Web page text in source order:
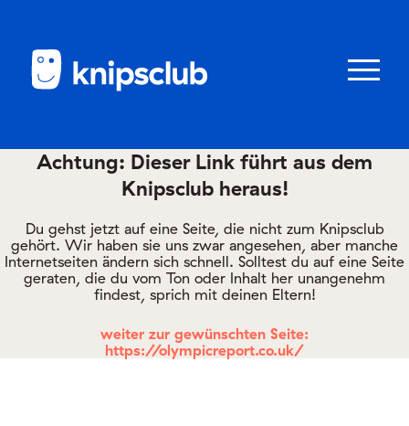
Menü
knipstipps
Eltern
Achtung: Dieser Link führt aus dem
Knipsclub heraus!
Du gehst jetzt auf eine Seite, die nicht zum Knipsclub
gehört. Wir haben sie uns zwar angesehen, aber manche
Internetseiten ändern sich schnell. Solltest du auf eine Seite
geraten, die du vom Ton oder Inhalt her unangenehm
findest, sprich mit deinen Eltern!
weiter zur gewünschten Seite:
https://olympicreport.co.uk/